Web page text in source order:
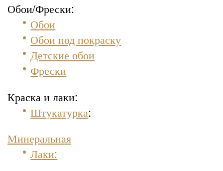
Обои/Фрески:
Обои
Обои под покраску
Детские обои
Фрески
Краска и лаки:
Штукатурка:
Минеральная
Лаки: